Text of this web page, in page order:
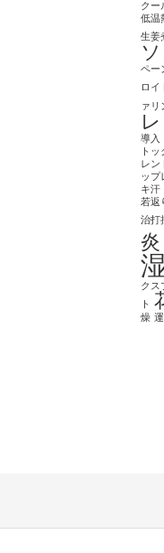
クー
低温
生姜
ペ
ロ
ァリ
導入
ト
レ
ッ
キ
若返
治打
炎
クス
ト
燥